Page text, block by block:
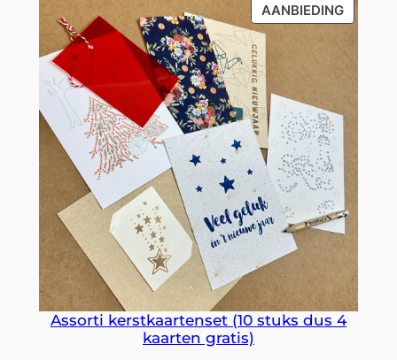
AANBIEDING
IN
DE
Assorti kerstkaartenset (10 stuks dus 4
kaarten gratis)